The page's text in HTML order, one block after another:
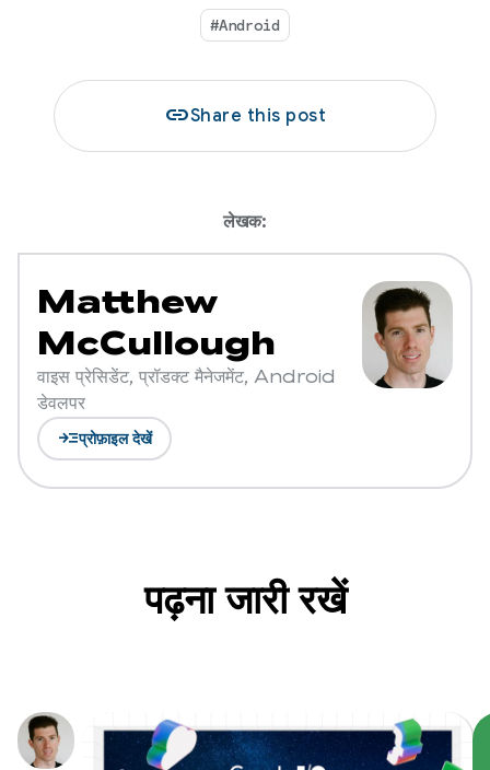
#Android
linkShare this post
लेखक:
Matthew
McCullough
वाइस प्रेसिडेंट, प्रॉडक्ट मैनेजमेंट, Android
डेवलपर
read_moreप्रोफ़ाइल देखें
पढ़ना जारी रखें